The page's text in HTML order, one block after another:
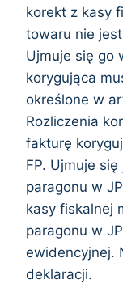
korekt z kasy
towaru nie
Ujmuje się go
korygująca
określone w
Rozliczenia
fakturę
FP. Ujmuje
paragonu w
kasy fiskalnej
paragonu w
ewidencyjnej.
deklaracji.